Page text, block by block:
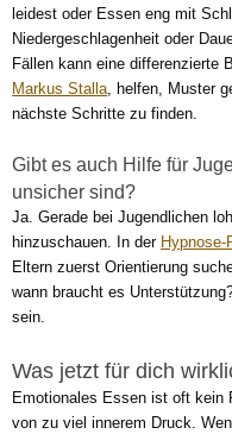
leidest oder Essen eng mit
Niedergeschlagenheit oder
Fällen kann eine differenzierte
Markus Stalla, helfen, Muster
nächste Schritte zu finden.
Gibt es auch Hilfe für
unsicher sind?
Ja. Gerade bei Jugendlichen
hinzuschauen. In der
Eltern zuerst Orientierung
wann braucht es
sein.
Was jetzt für dich
Emotionales Essen ist oft kein
von zu viel innerem Druck.